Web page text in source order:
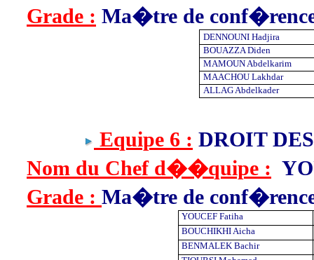
Grade : Ma�tre de
DENNOUNI Hadjira
BOUAZZA Diden
MAMOUN Abdelkarim
MAACHOU Lakhdar
ALLAG Abdelkader
Equipe 6 : DROIT
Nom du Chef d��quipe :
Grade : Ma�tre de
YOUCEF Fatiha
BOUCHIKHI Aicha
BENMALEK Bachir